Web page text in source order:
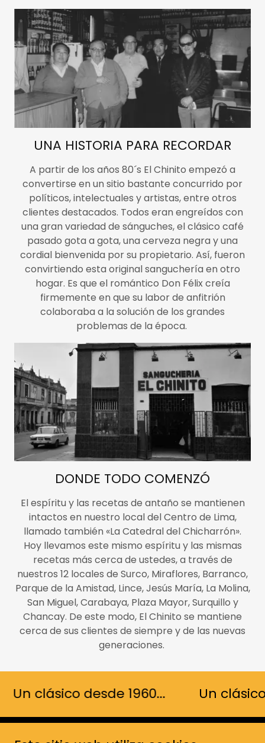
UNA HISTORIA PARA RECORDAR
A partir de los años 80´s El Chinito empezó a
convertirse en un sitio bastante concurrido por
políticos, intelectuales y artistas, entre otros
clientes destacados. Todos eran engreídos con
una gran variedad de sánguches, el clásico café
pasado gota a gota, una cerveza negra y una
cordial bienvenida por su propietario. Así, fueron
convirtiendo esta original sanguchería en otro
hogar. Es que el romántico Don Félix creía
firmemente en que su labor de anfitrión
colaboraba a la solución de los grandes
problemas de la época.
DONDE TODO COMENZÓ
El espíritu y las recetas de antaño se mantienen
intactos en nuestro local del Centro de Lima,
llamado también «La Catedral del Chicharrón».
Hoy llevamos este mismo espíritu y las mismas
recetas más cerca de ustedes, a través de
nuestros 12 locales de Surco, Miraflores, Barranco,
Parque de la Amistad, Lince, Jesús María, La Molina,
San Miguel, Carabaya, Plaza Mayor, Surquillo y
Chancay. De este modo, El Chinito se mantiene
cerca de sus clientes de siempre y de las nuevas
generaciones.
Un clásico desde 1960... Un